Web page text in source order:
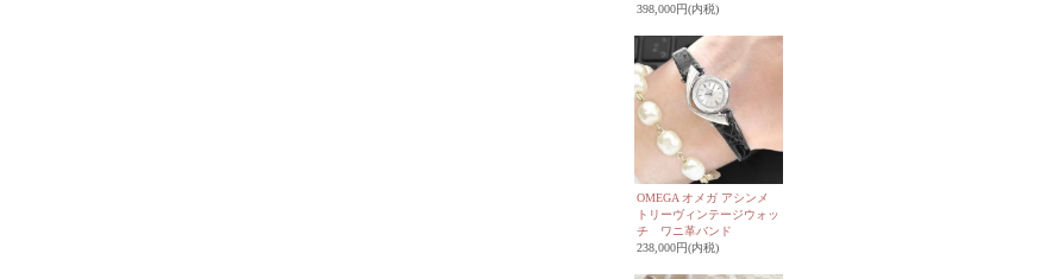
398,000円(内税)
OMEGA オメガ アシンメ
トリーヴィンテージウォッ
チ ワニ革バンド
238,000円(内税)